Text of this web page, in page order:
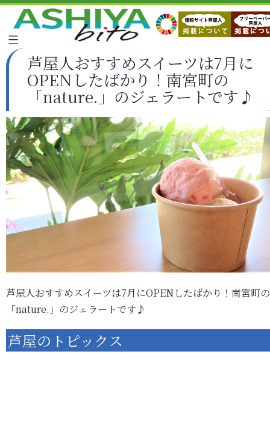
芦屋人おすすめスイーツは7月に
OPENしたばかり！南宮町の
「nature.」のジェラートです♪
芦屋人おすすめスイーツは7月にOPENしたばかり！南宮町の
「nature.」のジェラートです♪
芦屋のトピックス